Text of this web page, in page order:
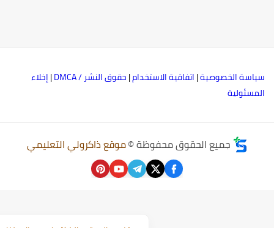
الخصوصية|اتفاقية الاستخدام|حقوق النشر / DMCA |إخلاء
جميع الحقوق محفوظة ©موقع ذاكرولي التعليمي